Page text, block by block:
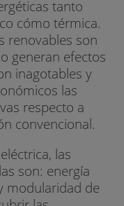
tanto
cómo térmica.
renovables son
generan efectos
inagotables y
las
respecto a
convencional.
las
son: energía
modularidad de